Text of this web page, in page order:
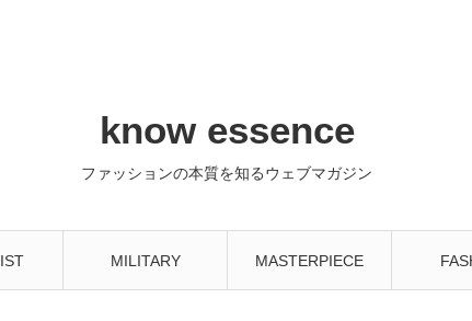
know essence
ファッションの本質を知るウェブマガジン
MILITARY MASTERPIECE